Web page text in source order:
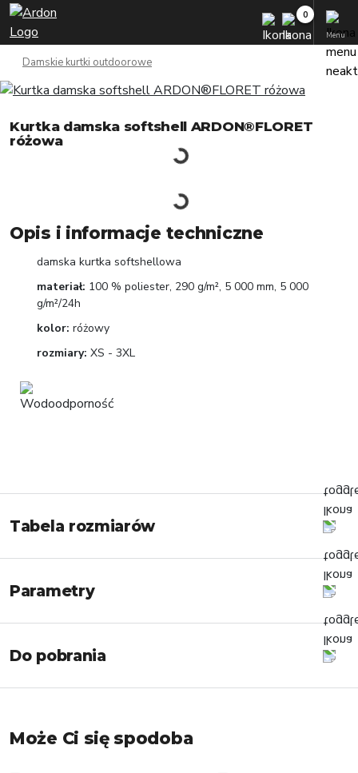
Menu
Damskie kurtki outdoorowe
Kurtka damska softshell ARDON®FLORET
różowa
Opis i informacje techniczne
damska kurtka softshellowa
materiał: 100 % poliester, 290 g/m², 5 000 mm, 5 000
g/m²/24h
kolor: różowy
rozmiary: XS - 3XL
Tabela rozmiarów
Parametry
Do pobrania
Może Ci się spodoba